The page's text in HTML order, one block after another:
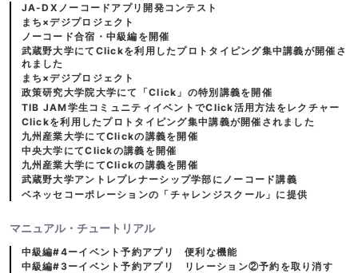
JA-DXノーコードアプリ開発コンテスト
まち×デジプロジェクト
ノーコード合宿・中級編を開催
武蔵野大学にてClickを利用したプロトタイピング集中講義が開催さ
れました
まち×デジプロジェクト
政策研究大学院大学にて「Click」の特別講義を開催
TIB JAM学生コミュニティイベントでClick活用方法をレクチャー
Clickを利用したプロトタイピング集中講義が開催されました
九州産業大学にてClickの講義を開催
中央大学にてClickの講義を開催
九州産業大学にてClickの講義を開催
武蔵野大学アントレプレナーシップ学部にノーコード講義
ベネッセコーポレーションの「チャレンジスクール」に提供
マニュアル・チュートリアル
中級編#4ーイベント予約アプリ 便利な機能
中級編#3ーイベント予約アプリ リレーション②予約を取り消す